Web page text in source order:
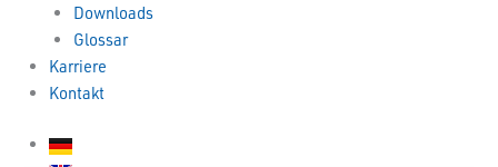
Downloads
Glossar
Karriere
Kontakt